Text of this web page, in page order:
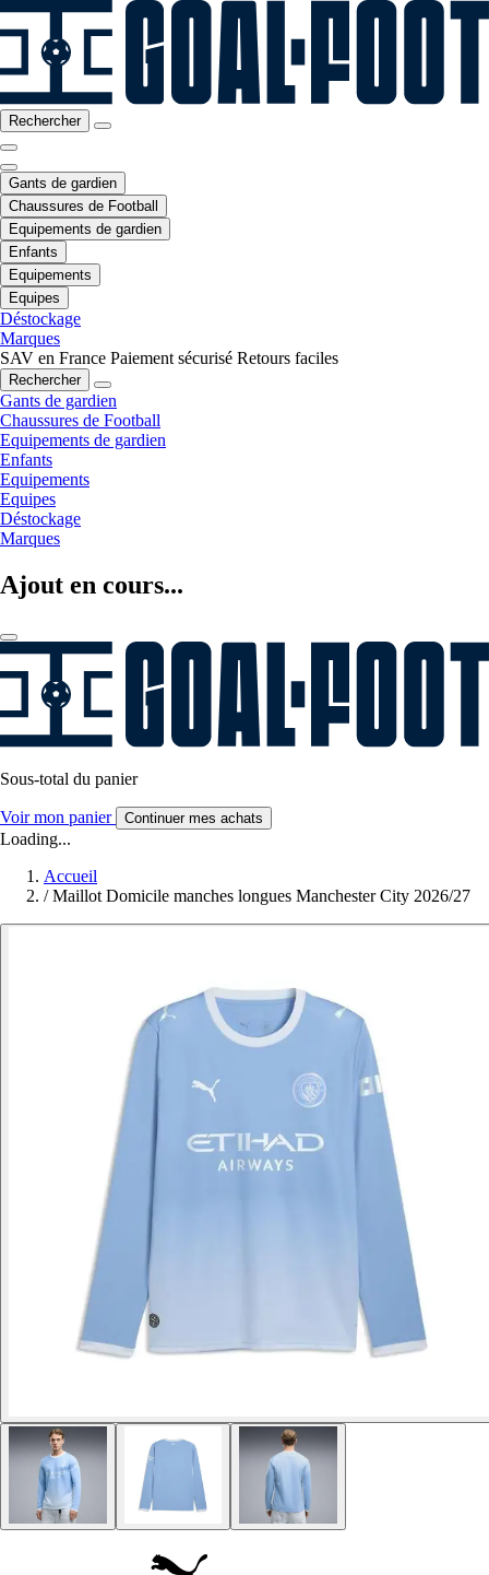
Rechercher
Gants de gardien
Chaussures de Football
Equipements de gardien
Enfants
Equipements
Equipes
Déstockage
Marques
SAV en France Paiement sécurisé Retours faciles
Rechercher
Gants de gardien
Chaussures de Football
Equipements de gardien
Enfants
Equipements
Equipes
Déstockage
Marques
Ajout en cours...
Sous-total du panier
Voir mon panier Continuer mes achats
Loading...
Accueil
/ Maillot Domicile manches longues Manchester City 2026/27